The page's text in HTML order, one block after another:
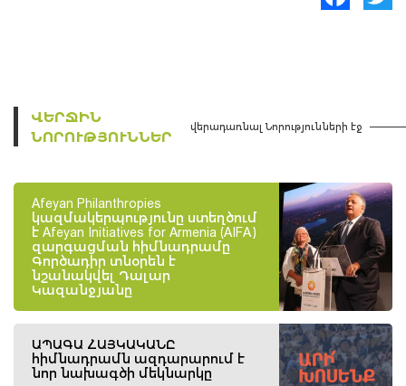
ՎԵՐՋԻՆ
ՆՈՐՈՒԹՅՈՒՆՆԵՐ
վերադառնալ Նորությունների էջ
Afeyan Philanthropies
կազմակերպությունը ստեղծում
է Afeyan Initiatives for Armenia (AIFA)
զարգացման հիմնադրամը
Գործադիր տնօրեն է
նշանակվել Դալար
Կազանջյանը
ԱՊԱԳԱ ՀԱՅԿԱԿԱՆԸ
հիմնադրամն ազդարարում է
նոր նախագծի մեկնարկը